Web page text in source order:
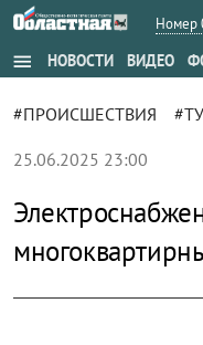
Номер
menu НОВОСТИ ВИДЕО
#ПРОИСШЕСТВИЯ
25.06.2025 23:00